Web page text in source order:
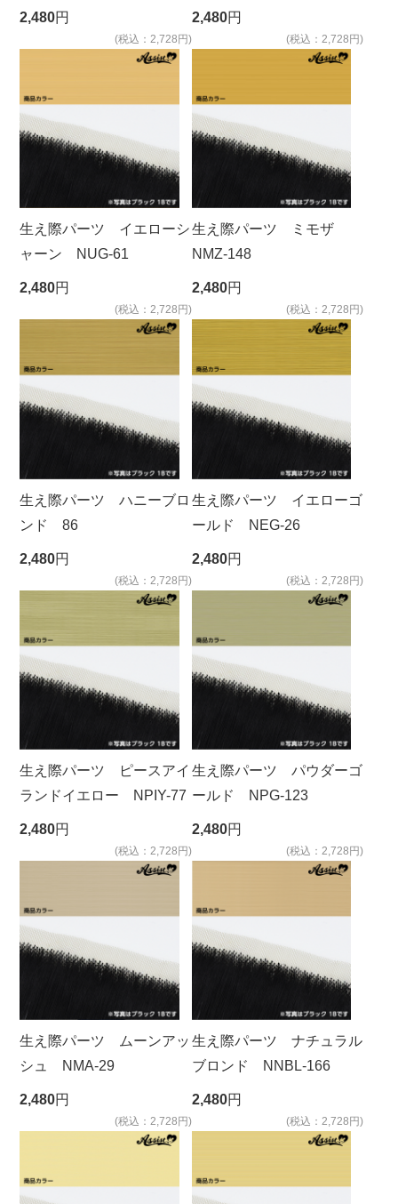
2,480円
(税込：2,728円)
2,480円
(税込：2,728円)
生え際パーツ イエローシ
ャーン NUG-61
2,480円
(税込：2,728円)
生え際パーツ ミモザ
NMZ-148
2,480円
(税込：2,728円)
生え際パーツ ハニーブロ
ンド 86
2,480円
(税込：2,728円)
生え際パーツ イエローゴ
ールド NEG-26
2,480円
(税込：2,728円)
生え際パーツ ピースアイ
ランドイエロー NPIY-77
2,480円
(税込：2,728円)
生え際パーツ パウダーゴ
ールド NPG-123
2,480円
(税込：2,728円)
生え際パーツ ムーンアッ
シュ NMA-29
2,480円
(税込：2,728円)
生え際パーツ ナチュラル
ブロンド NNBL-166
2,480円
(税込：2,728円)